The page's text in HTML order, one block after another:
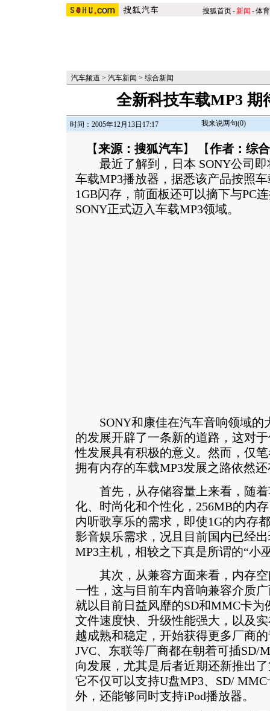
搜狐首页-新闻 -体育
汽车频道 > 汽车新闻 > 综合新闻
全新科技车载MP3 期
时间：2005年12月13日17:17 我来说两句(0)
【来源：搜狐汽车】 【作者：综
最近了解到，日本 SONY公司即
车载MP3播放器，据悉该产品按照
1GB闪存，前面板还可以摘下与PC
SONY正式迈入车载MP3领域。
SONY和康佳在汽车音响领域的
的发展开辟了一条新的道路，这对
性发展具有积极的意义。然而，仅
拥有内存的车载MP3发展之路依然
首先，从存储容量上来看，随着
化、时尚化和个性化，256MB的内
内听歌享乐的需求，即使1G的内存
影音娱乐需求，况且目前国内已经
MP3主机，相较之下真是所谓的“小
其次，从兼容方面来看，内存空
一性，这与目前车内音响兼容介质
就以目前日益风靡的SD和MMC卡
文件速度快、升级性能强大，以及
越成熟和稳定，开始获得更多厂商
JVC、东联等厂商都在朝着可插SD/
向发展，尤其是后者近期还新推出
它不仅可以支持U盘MP3、SD/
外，还能够同时支持iPod播放器。